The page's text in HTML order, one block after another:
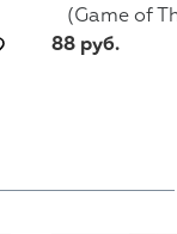
(Game of
88 руб.